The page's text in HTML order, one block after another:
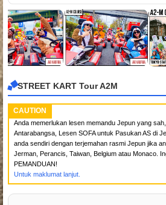
STREET KART Tour A2M
CAUTION
Anda memerlukan lesen memandu Jepun yang
Antarabangsa, Lesen SOFA untuk Pasukan AS di
anda sendiri dengan terjemahan rasmi Jepun jika
Jerman, Perancis, Taiwan, Belgium atau Monaco.
PEMANDUAN!
Untuk maklumat lanjut.